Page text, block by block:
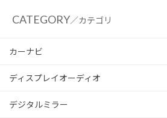
CATEGORY／カテゴリ
カーナビ
ディスプレイオーディオ
デジタルミラー